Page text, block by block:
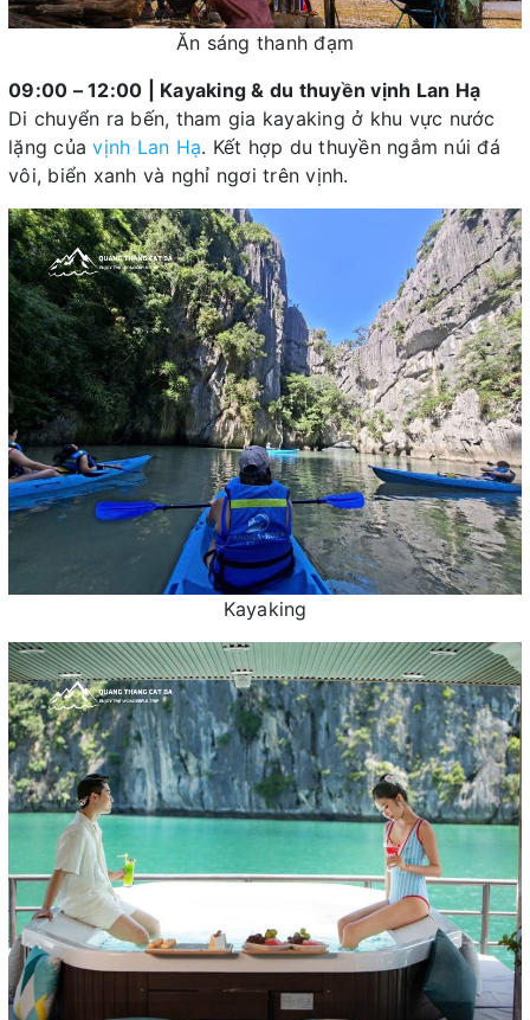
Ăn sáng thanh đạm
09:00 – 12:00 | Kayaking & du thuyền vịnh Lan Hạ
Di chuyển ra bến, tham gia kayaking ở khu vực nước
lặng củavịnh Lan Hạ. Kết hợp du thuyền ngắm núi đá
vôi, biển xanh và nghỉ ngơi trên vịnh.
Kayaking